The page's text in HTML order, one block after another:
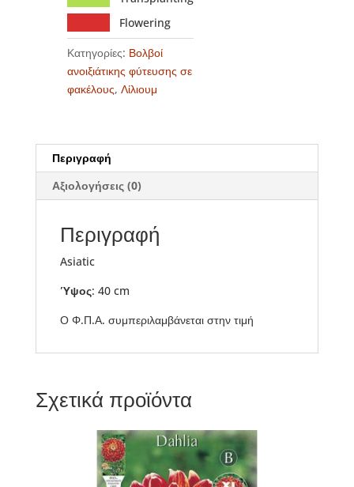
Flowering
Κατηγορίες: Βολβοί
ανοιξιάτικης φύτευσης σε
φακέλους, Λίλιουμ
Περιγραφή
Αξιολογήσεις (0)
Περιγραφή
Asiatic
Ύψος: 40 cm
Ο Φ.Π.Α. συμπεριλαμβάνεται στην τιμή
Σχετικά προϊόντα